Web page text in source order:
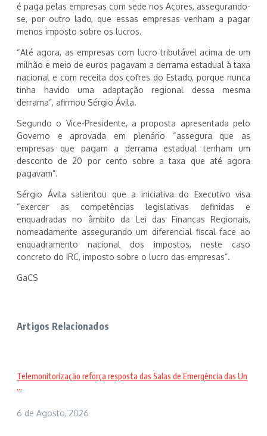
é paga pelas empresas com sede nos Açores, assegurando-
se, por outro lado, que essas empresas venham a pagar
menos imposto sobre os lucros.
“Até agora, as empresas com lucro tributável acima de um
milhão e meio de euros pagavam a derrama estadual à taxa
nacional e com receita dos cofres do Estado, porque nunca
tinha havido uma adaptação regional dessa mesma
derrama”, afirmou Sérgio Ávila.
Segundo o Vice-Presidente, a proposta apresentada pelo
Governo e aprovada em plenário “assegura que as
empresas que pagam a derrama estadual tenham um
desconto de 20 por cento sobre a taxa que até agora
pagavam”.
Sérgio Ávila salientou que a iniciativa do Executivo visa
“exercer as competências legislativas definidas e
enquadradas no âmbito da Lei das Finanças Regionais,
nomeadamente assegurando um diferencial fiscal face ao
enquadramento nacional dos impostos, neste caso
concreto do IRC, imposto sobre o lucro das empresas”.
GaCS
Artigos Relacionados
Telemonitorização reforça resposta das Salas de Emergência das Un
...
6 de Agosto, 2026